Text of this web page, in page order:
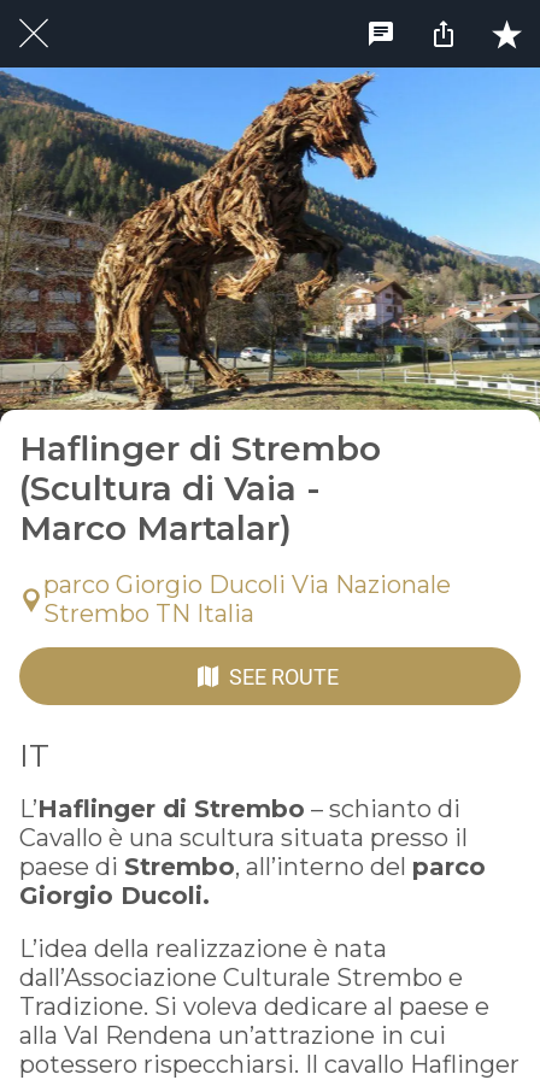
Haflinger di Strembo
(Scultura di Vaia -
Marco Martalar)
parco Giorgio Ducoli Via Nazionale
Strembo TN Italia
SEE ROUTE
IT
L’Haflinger di Strembo – schianto di
Cavallo è una scultura situata presso il
paese di Strembo, all’interno del parco
Giorgio Ducoli.
L’idea della realizzazione è nata
dall’Associazione Culturale Strembo e
Tradizione. Si voleva dedicare al paese e
alla Val Rendena un’attrazione in cui
potessero rispecchiarsi. Il cavallo Haflinger